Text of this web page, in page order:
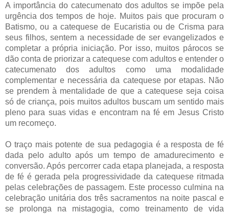
A importância do catecumenato dos adultos se impõe pela
urgência dos tempos de hoje. Muitos pais que procuram o
Batismo, ou a catequese de Eucaristia ou de Crisma para
seus filhos, sentem a necessidade de ser evangelizados e
completar a própria iniciação. Por isso, muitos párocos se
dão conta de priorizar a catequese com adultos e entender o
catecumenato dos adultos como uma modalidade
complementar e necessária da catequese por etapas. Não
se prendem à mentalidade de que a catequese seja coisa
só de criança, pois muitos adultos buscam um sentido mais
pleno para suas vidas e encontram na fé em Jesus Cristo
um recomeço.
O traço mais potente de sua pedagogia é a resposta de fé
dada pelo adulto após um tempo de amadurecimento e
conversão. Após percorrer cada etapa planejada, a resposta
de fé é gerada pela progressividade da catequese ritmada
pelas celebrações de passagem. Este processo culmina na
celebração unitária dos três sacramentos na noite pascal e
se prolonga na mistagogia, como treinamento de vida